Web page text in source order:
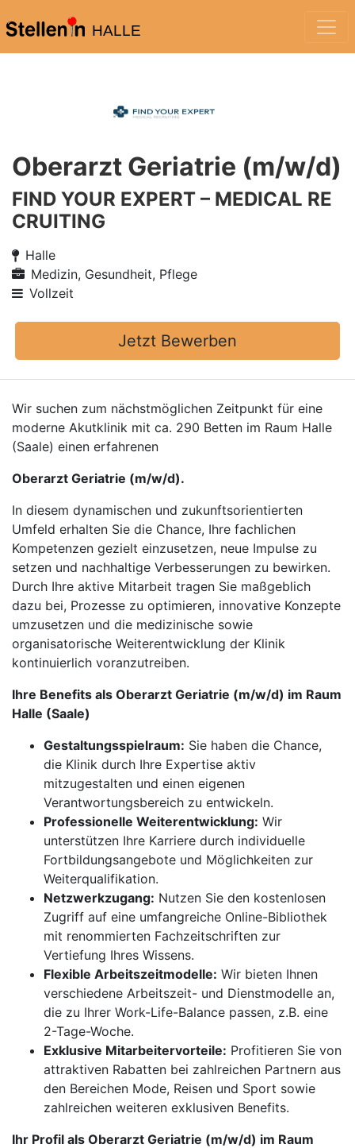
HALLE
Oberarzt Geriatrie (m/w/d)
FIND YOUR EXPERT – MEDICAL RE
CRUITING
Halle
Medizin, Gesundheit, Pflege
Vollzeit
Jetzt Bewerben
Wir suchen zum nächstmöglichen Zeitpunkt für eine
moderne Akutklinik mit ca. 290 Betten im Raum Halle
(Saale) einen erfahrenen
Oberarzt Geriatrie (m/w/d).
In diesem dynamischen und zukunftsorientierten
Umfeld erhalten Sie die Chance, Ihre fachlichen
Kompetenzen gezielt einzusetzen, neue Impulse zu
setzen und nachhaltige Verbesserungen zu bewirken.
Durch Ihre aktive Mitarbeit tragen Sie maßgeblich
dazu bei, Prozesse zu optimieren, innovative Konzepte
umzusetzen und die medizinische sowie
organisatorische Weiterentwicklung der Klinik
kontinuierlich voranzutreiben.
Ihre Benefits als Oberarzt Geriatrie (m/w/d) im Raum
Halle (Saale)
Gestaltungsspielraum: Sie haben die Chance,
die Klinik durch Ihre Expertise aktiv
mitzugestalten und einen eigenen
Verantwortungsbereich zu entwickeln.
Professionelle Weiterentwicklung: Wir
unterstützen Ihre Karriere durch individuelle
Fortbildungsangebote und Möglichkeiten zur
Weiterqualifikation.
Netzwerkzugang: Nutzen Sie den kostenlosen
Zugriff auf eine umfangreiche Online-Bibliothek
mit renommierten Fachzeitschriften zur
Vertiefung Ihres Wissens.
Flexible Arbeitszeitmodelle: Wir bieten Ihnen
verschiedene Arbeitszeit- und Dienstmodelle an,
die zu Ihrer Work-Life-Balance passen, z.B. eine
2-Tage-Woche.
Exklusive Mitarbeitervorteile: Profitieren Sie von
attraktiven Rabatten bei zahlreichen Partnern aus
den Bereichen Mode, Reisen und Sport sowie
zahlreichen weiteren exklusiven Benefits.
Ihr Profil als Oberarzt Geriatrie (m/w/d) im Raum